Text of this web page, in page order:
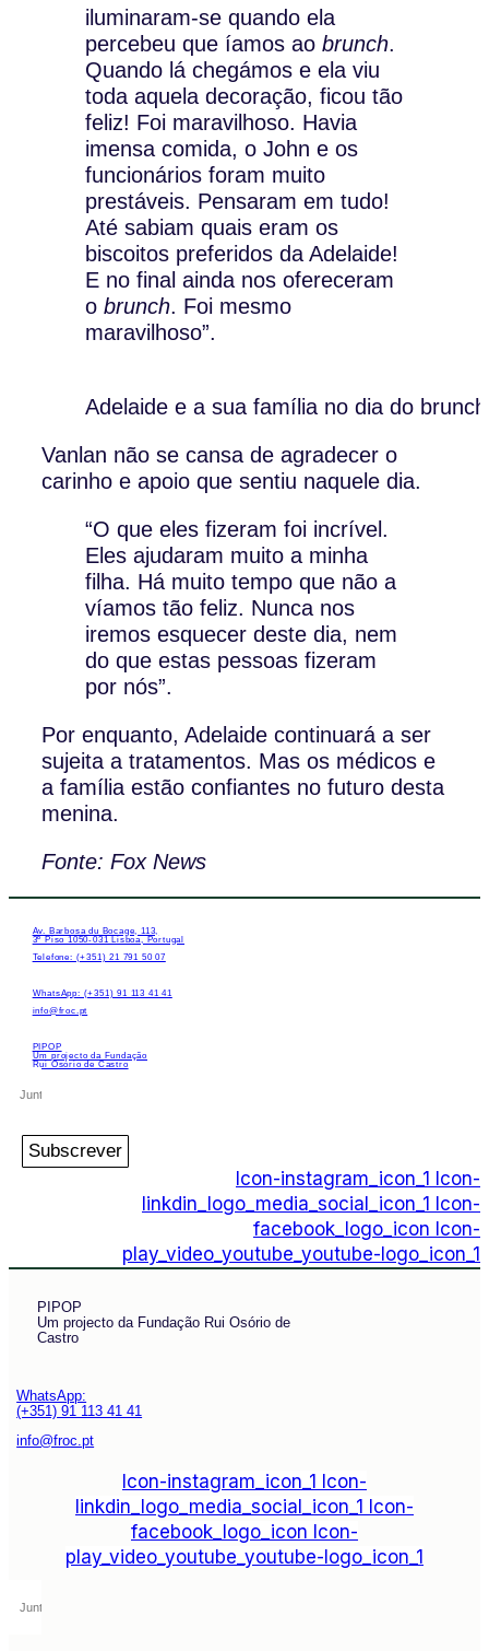
iluminaram-se quando ela
percebeu que íamos ao brunch.
Quando lá chegámos e ela viu
toda aquela decoração, ficou tão
feliz! Foi maravilhoso. Havia
imensa comida, o John e os
funcionários foram muito
prestáveis. Pensaram em tudo!
Até sabiam quais eram os
biscoitos preferidos da Adelaide!
E no final ainda nos ofereceram
obrunch. Foi mesmo
maravilhoso”.
Adelaide e a sua família no dia do
Vanlan não se cansa de agradecer o
carinho e apoio que sentiu naquele dia.
“O que eles fizeram foi incrível.
Eles ajudaram muito a minha
filha. Há muito tempo que não a
víamos tão feliz. Nunca nos
iremos esquecer deste dia, nem
do que estas pessoas fizeram
por nós”.
Por enquanto, Adelaide continuará a ser
sujeita a tratamentos. Mas os médicos e
a família estão confiantes no futuro desta
menina.
Fonte: Fox News
Av. Barbosa du Bocage, 113,
3º Piso 1050-031 Lisboa, Portugal
Telefone: (+351) 21 791 50 07
WhatsApp: (+351) 91 113 41 41
info@froc.pt
PIPOP
Um projecto da Fundação
Rui Osório de Castro
Subscrever
Icon-instagram_icon_1 Icon-
linkdin_logo_media_social_icon_1 Icon-
facebook_logo_icon Icon-
play_video_youtube_youtube-logo_icon_1
PIPOP
Um projecto da Fundação Rui Osório de
Castro
WhatsApp:
(+351) 91 113 41 41
info@froc.pt
Icon-instagram_icon_1 Icon-
linkdin_logo_media_social_icon_1 Icon-
facebook_logo_icon Icon-
play_video_youtube_youtube-logo_icon_1